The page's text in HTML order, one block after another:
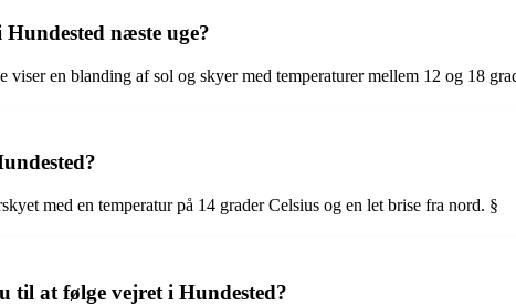
næste uge?
viser en blanding af sol og skyer med temperaturer mellem 12 og 18
med en temperatur på 14 grader Celsius og en let brise fra nord. §
til at følge vejret i Hundested?